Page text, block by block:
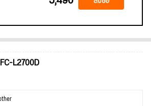
L2700D